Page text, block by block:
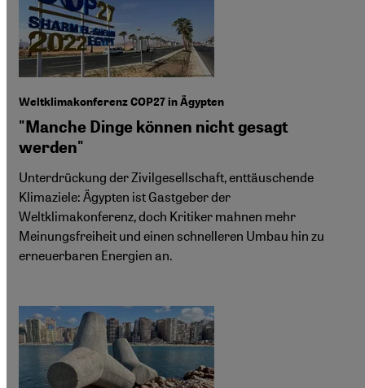
Weltklimakonferenz COP27 in Ägypten
"Manche Dinge können nicht gesagt
werden"
Unterdrückung der Zivilgesellschaft, enttäuschende
Klimaziele: Ägypten ist Gastgeber der
Weltklimakonferenz, doch Kritiker mahnen mehr
Meinungsfreiheit und einen schnelleren Umbau hin zu
erneuerbaren Energien an.